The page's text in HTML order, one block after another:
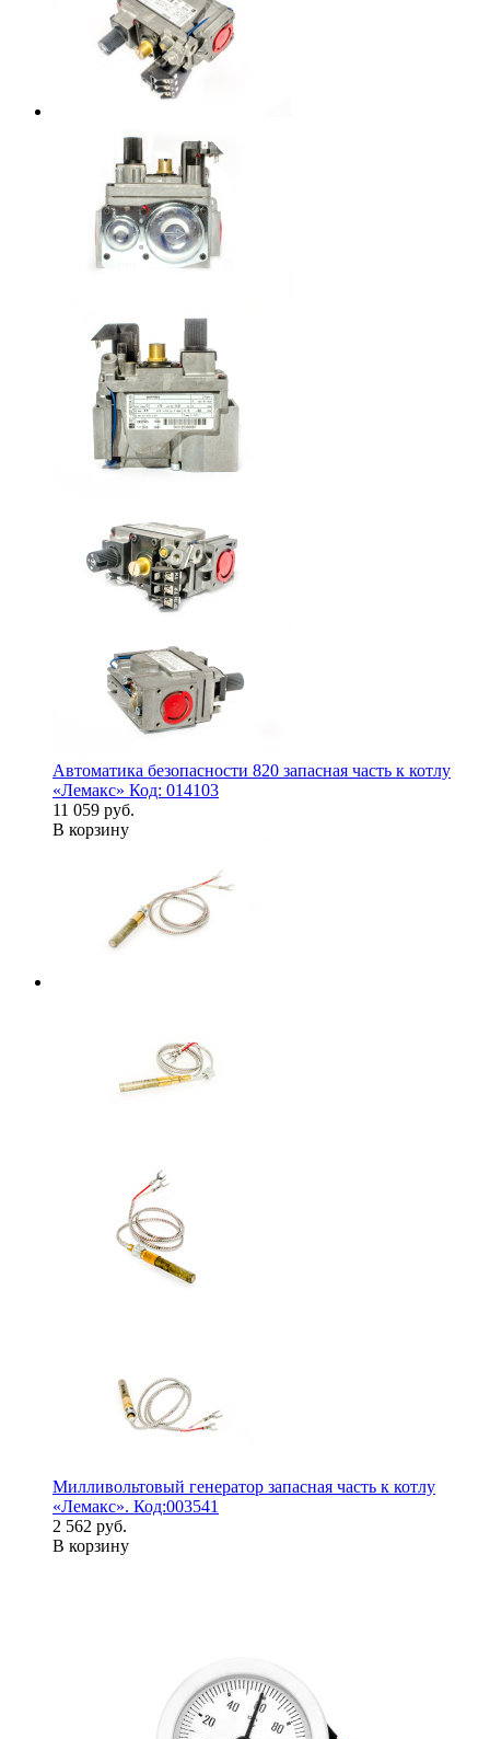
Автоматика безопасности 820 запасная часть к котлу
«Лемакс» Код: 014103
11 059 руб.
В корзину
Милливольтовый генератор запасная часть к котлу
«Лемакс». Код:003541
2 562 руб.
В корзину